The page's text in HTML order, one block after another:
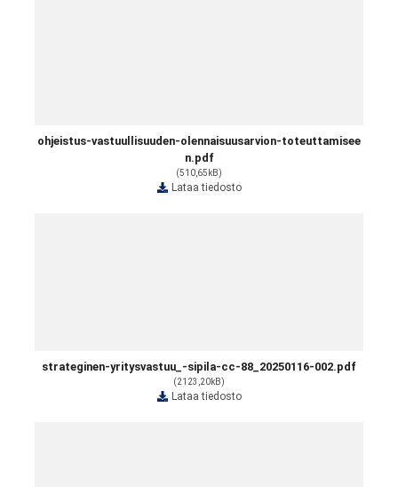
ohjeistus-vastuullisuuden-olennaisuusarvion-toteuttamisee
n.pdf
(510,65kB)
Lataa tiedosto
strateginen-yritysvastuu_-sipila-cc-88_20250116-002.pdf
(2123,20kB)
Lataa tiedosto